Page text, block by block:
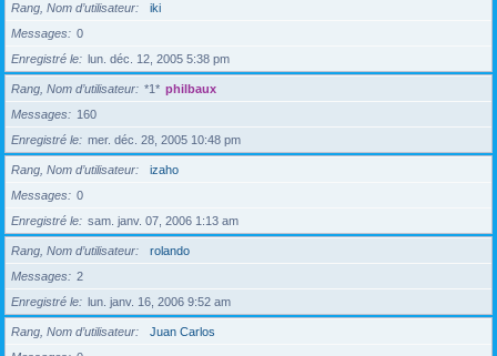
Rang, Nom d’utilisateur
iki
Messages
0
Enregistré le
lun. déc. 12, 2005 5:38 pm
Rang, Nom d’utilisateur *1* philbaux
Messages
160
Enregistré le
mer. déc. 28, 2005 10:48 pm
Rang, Nom d’utilisateur
izaho
Messages
0
Enregistré le
sam. janv. 07, 2006 1:13 am
Rang, Nom d’utilisateur
rolando
Messages
2
Enregistré le
lun. janv. 16, 2006 9:52 am
Rang, Nom d’utilisateur
Juan Carlos